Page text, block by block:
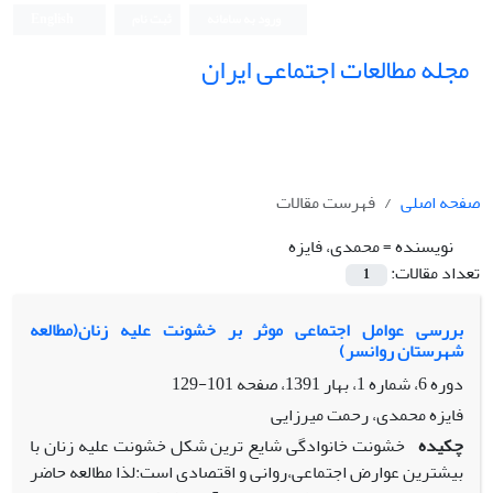
مجله مطالعات اجتماعی ایران
صفحه اصلی
فهرست مقالات
نویسنده =محمدی، فایزه
تعداد مقالات:
1
بررسی عوامل اجتماعی موثر بر خشونت علیه زنان(مطالعه
شهرستان روانسر)
دوره 6، شماره 1، بهار 1391، صفحه
101-129
فایزه محمدی، رحمت میرزایی
چکیده خشونت خانوادگی شایع ترین شکل خشونت علیه زنان با
بیشترین عوارض اجتماعی،روانی و اقتصادی است:لذا مطالعه حاضر